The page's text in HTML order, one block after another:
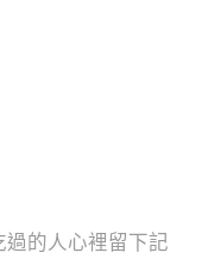
過的人心裡留下記